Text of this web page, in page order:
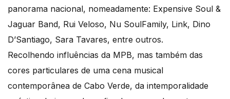
panorama nacional, nomeadamente: Expensive Soul &
Jaguar Band, Rui Veloso, Nu SoulFamily, Link, Dino
D’Santiago, Sara Tavares, entre outros.
Recolhendo influências da MPB, mas também das
cores particulares de uma cena musical
contemporânea de Cabo Verde, da intemporalidade